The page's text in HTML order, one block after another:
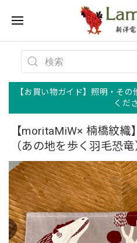
【お買い物ガイド】照明・
くだ
【moritaMiW× 楠橋紋
（あの地を歩く羽毛恐竜